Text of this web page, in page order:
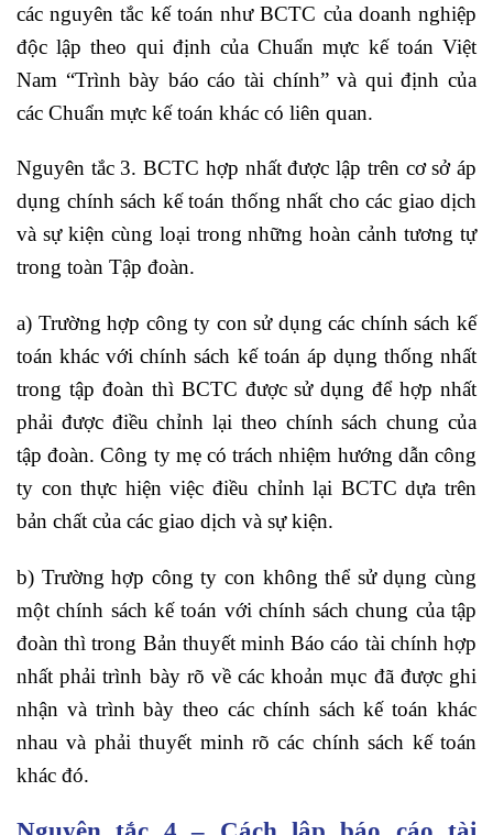
các nguyên tắc kế toán như BCTC của doanh nghiệp
độc lập theo qui định của Chuẩn mực kế toán Việt
Nam “Trình bày báo cáo tài chính” và qui định của
các Chuẩn mực kế toán khác có liên quan.
Nguyên tắc 3. BCTC hợp nhất được lập trên cơ sở áp
dụng chính sách kế toán thống nhất cho các giao dịch
và sự kiện cùng loại trong những hoàn cảnh tương tự
trong toàn Tập đoàn.
a) Trường hợp công ty con sử dụng các chính sách kế
toán khác với chính sách kế toán áp dụng thống nhất
trong tập đoàn thì BCTC được sử dụng để hợp nhất
phải được điều chỉnh lại theo chính sách chung của
tập đoàn. Công ty mẹ có trách nhiệm hướng dẫn công
ty con thực hiện việc điều chỉnh lại BCTC dựa trên
bản chất của các giao dịch và sự kiện.
b) Trường hợp công ty con không thể sử dụng cùng
một chính sách kế toán với chính sách chung của tập
đoàn thì trong Bản thuyết minh Báo cáo tài chính hợp
nhất phải trình bày rõ về các khoản mục đã được ghi
nhận và trình bày theo các chính sách kế toán khác
nhau và phải thuyết minh rõ các chính sách kế toán
khác đó.